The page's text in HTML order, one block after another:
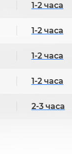
1-2 часа
1-2 часа
1-2 часа
1-2 часа
2-3 часа